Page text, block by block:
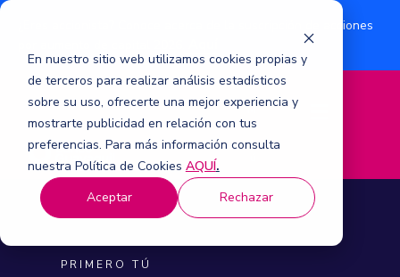
En nuestro sitio web utilizamos cookies propias y
de terceros para realizar análisis estadísticos
sobre su uso, ofrecerte una mejor experiencia y
mostrarte publicidad en relación con tus
preferencias. Para más información consulta
nuestra Política de Cookies AQUÍ.
Aceptar
Rechazar
¿Eres accionista? Conoce acerca de la suscripción de acciones
M
e
n
PRIMERO TÚ